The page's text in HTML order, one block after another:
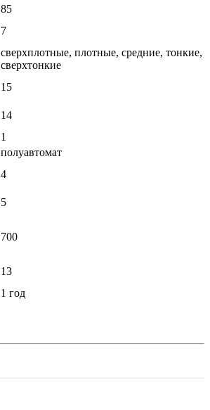
85
7
сверхплотные, плотные, средние, тонкие,
сверхтонкие
15
14
1
полуавтомат
4
5
700
13
1 год